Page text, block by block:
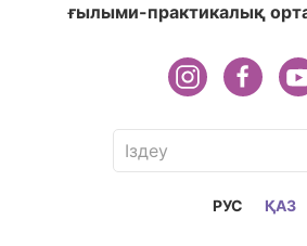
ғылыми-практикалық
РУС ҚАЗ